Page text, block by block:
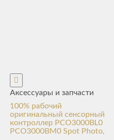
Аксессуары и запчасти
100% рабочий
оригинальный сенсорный
контроллер PCO3000BL0
PCO3000BM0 Spot Photo,